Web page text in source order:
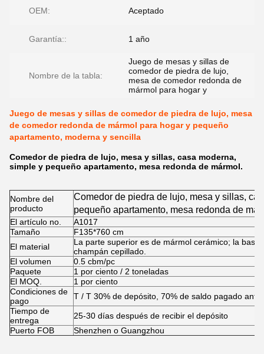
OEM: Aceptado
Garantía:: 1 año
Nombre de la tabla:
Juego de mesas y sillas de
comedor de piedra de lujo,
mesa de comedor redonda de
mármol para hogar y
Juego de mesas y sillas de comedor de piedra de lujo, mesa
de comedor redonda de mármol para hogar y pequeño
apartamento, moderna y sencilla
Comedor de piedra de lujo, mesa y sillas, casa moderna,
simple y pequeño apartamento, mesa redonda de mármol.
Nombre del
producto
Comedor de piedra de lujo, mesa y sillas,
pequeño apartamento, mesa redonda de
El artículo no.
A1017
Tamaño
F135*760 cm
El material
La parte superior es de mármol cerámico; la base
champán cepillado.
El volumen
0.5 cbm/pc
Paquete
1 por ciento / 2 toneladas
El MOQ.
1 por ciento
Condiciones de
pago
T / T 30% de depósito, 70% de saldo pagado
Tiempo de
entrega
25-30 días después de recibir el depósito
Puerto FOB
Shenzhen o Guangzhou